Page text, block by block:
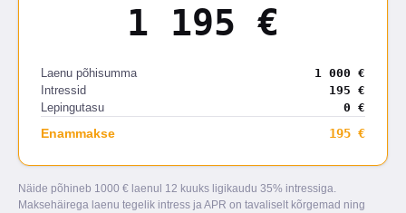
1 195 €
Laenu põhisumma
1 000 €
Intressid
195 €
Lepingutasu
0 €
Enammakse 195 €
Näide põhineb 1000 € laenul 12 kuuks ligikaudu 35% intressiga.
Maksehäirega laenu tegelik intress ja APR on tavaliselt kõrgemad ning